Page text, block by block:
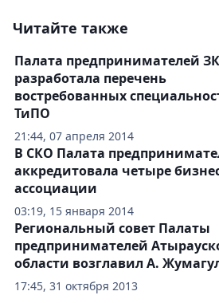
Читайте также
21:44, 07 апреля 2014
Палата предпринимателей
разработала перечень
востребованных
ТиПО
03:19, 15 января 2014
В СКО Палата
аккредитовала четыре
ассоциации
17:45, 31 октября 2013
Региональный совет Палаты
предпринимателей
области возглавил А.